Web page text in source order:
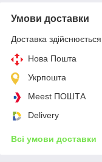
Умови доставки
Доставка
Нова Пошта
Укрпошта
Meest ПОШТА
Delivery
Всі умови доставки